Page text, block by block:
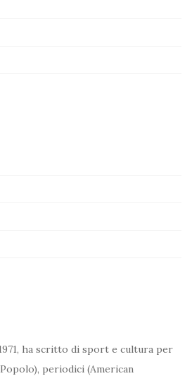
ha scritto di sport e cultura per
periodici (American